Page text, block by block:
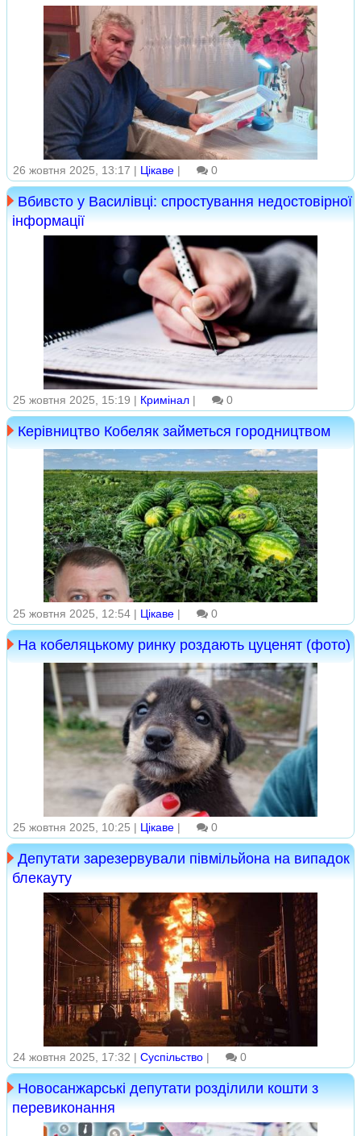
26 жовтня 2025, 13:17 | Цікаве | 0
Вбивсто у Василівці: спростування недостовірної
інформації
25 жовтня 2025, 15:19 | Кримінал | 0
Керівництво Кобеляк займеться городництвом
25 жовтня 2025, 12:54 | Цікаве | 0
На кобеляцькому ринку роздають цуценят (фото)
25 жовтня 2025, 10:25 | Цікаве | 0
Депутати зарезервували півмільйона на випадок
блекауту
24 жовтня 2025, 17:32 | Суспільство | 0
Новосанжарські депутати розділили кошти з
перевиконання